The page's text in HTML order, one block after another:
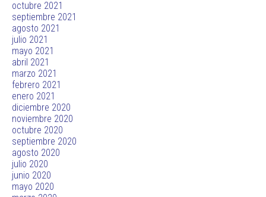
octubre 2021
septiembre 2021
agosto 2021
julio 2021
mayo 2021
abril 2021
marzo 2021
febrero 2021
enero 2021
diciembre 2020
noviembre 2020
octubre 2020
septiembre 2020
agosto 2020
julio 2020
junio 2020
mayo 2020